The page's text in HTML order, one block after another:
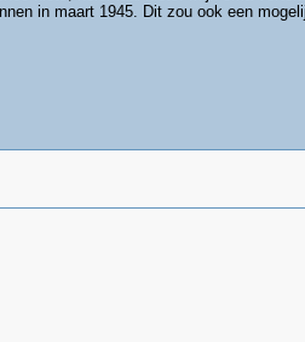
in maart 1945. Dit zou ook een